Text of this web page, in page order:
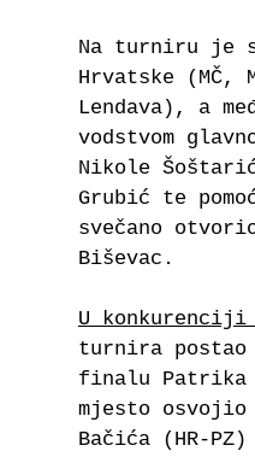
Na turniru je
Hrvatske (MČ,
Lendava), a
vodstvom
Nikole
Grubić te
svečano
Biševac.
U
turnira
finalu Patrika
mjesto osvojio
Bačića (HR-